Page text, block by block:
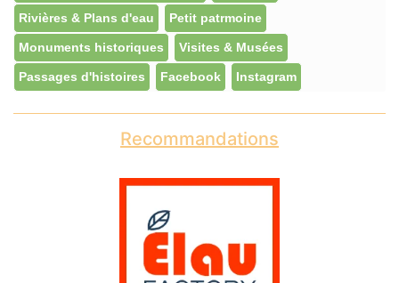
Rivières & Plans d'eau Petit patrmoine
Monuments historiques Visites & Musées
Passages d'histoires Facebook Instagram
Recommandations